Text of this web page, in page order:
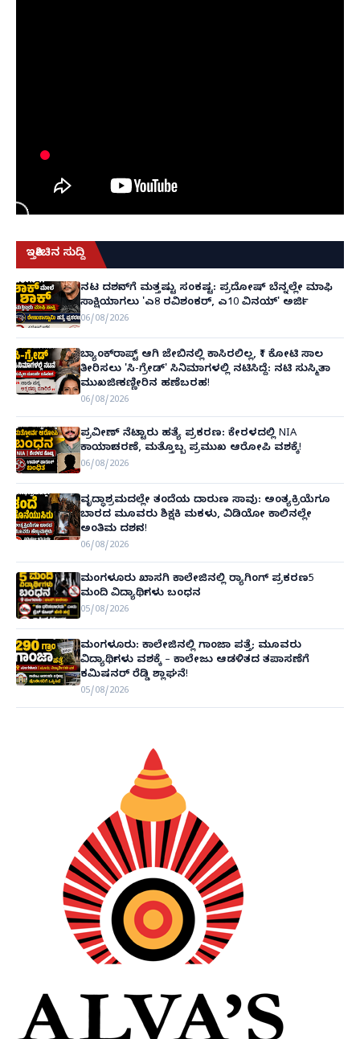
ಇತ್ತೀಚಿನ ಸುದ್ದಿ
ನಟ ದರ್ಶನ್‌ಗೆ ಮತ್ತಷ್ಟು ಸಂಕಷ್ಟ: ಪ್ರದೋಷ್ ಬೆನ್ನಲ್ಲೇ ಮಾಫಿ
ಸಾಕ್ಷಿಯಾಗಲು 'ಎ8 ರವಿಶಂಕರ್, ಎ10 ವಿನಯ್' ಅರ್ಜಿ!
06/08/2026
ಬ್ಯಾಂಕ್‌ರಾಪ್ಟ್‌ ಆಗಿ ಜೇಬಿನಲ್ಲಿ ಕಾಸಿರಲಿಲ್ಲ, ₹1 ಕೋಟಿ ಸಾಲ
ತೀರಿಸಲು 'ಸಿ-ಗ್ರೇಡ್' ಸಿನಿಮಾಗಳಲ್ಲಿ ನಟಿಸಿದ್ದೆ: ನಟಿ ಸುಸ್ಮಿತಾ
ಮುಖರ್ಜಿ ಕಣ್ಣೀರಿನ ಹಣೆಬರಹ!
06/08/2026
ಪ್ರವೀಣ್ ನೆಟ್ಟಾರು ಹತ್ಯೆ ಪ್ರಕರಣ: ಕೇರಳದಲ್ಲಿ NIA
ಕಾರ್ಯಾಚರಣೆ, ಮತ್ತೊಬ್ಬ ಪ್ರಮುಖ ಆರೋಪಿ ವಶಕ್ಕೆ!
06/08/2026
ವೃದ್ಧಾಶ್ರಮದಲ್ಲೇ ತಂದೆಯ ದಾರುಣ ಸಾವು: ಅಂತ್ಯಕ್ರಿಯೆಗೂ
ಬಾರದ ಮೂವರು ಶಿಕ್ಷಕಿ ಮಕಳು, ವಿಡಿಯೋ ಕಾಲಿನಲ್ಲೇ
ಅಂತಿಮ ದರ್ಶನ!
06/08/2026
ಮಂಗಳೂರು ಖಾಸಗಿ ಕಾಲೇಜಿನಲ್ಲಿ ರ‌್ಯಾಗಿಂಗ್ ಪ್ರಕರಣ5
ಮಂದಿ ವಿದ್ಯಾರ್ಥಿಗಳು ಬಂಧನ
05/08/2026
ಮಂಗಳೂರು: ಕಾಲೇಜಿನಲ್ಲಿ ಗಾಂಜಾ ಪತ್ತೆ; ಮೂವರು
ವಿದ್ಯಾರ್ಥಿಗಳು ವಶಕ್ಕೆ – ಕಾಲೇಜು ಆಡಳಿತದ ತಪಾಸಣೆಗೆ
ಕಮಿಷನರ್ ರೆಡ್ಡಿ ಶ್ಲಾಘನೆ!
05/08/2026